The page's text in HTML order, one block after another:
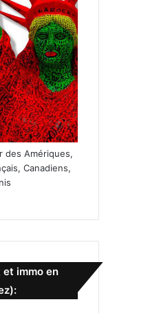
des Amériques,
Canadiens,
et immo en